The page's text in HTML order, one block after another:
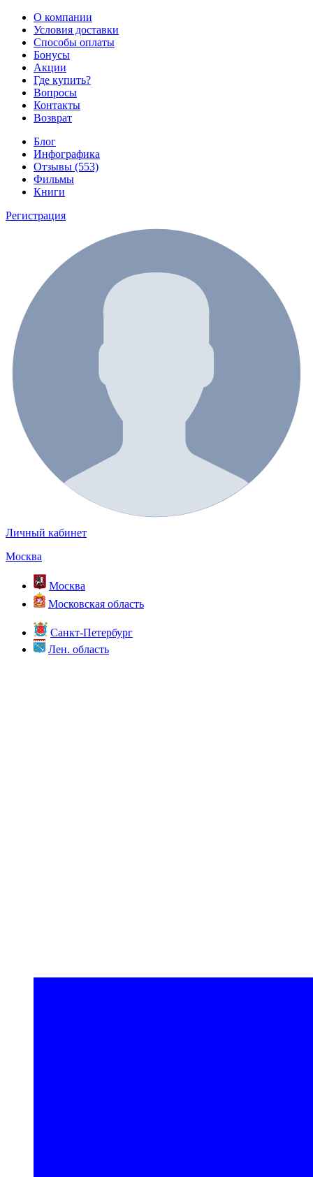
О компании
Условия доставки
Способы оплаты
Бонусы
Акции
Где купить?
Вопросы
Контакты
Возврат
Блог
Инфографика
Отзывы (553)
Фильмы
Книги
Регистрация
Личный кабинет
Москва
Москва
Московская область
Санкт-Петербург
Лен. область